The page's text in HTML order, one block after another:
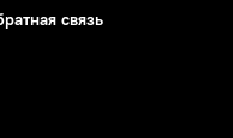
связь